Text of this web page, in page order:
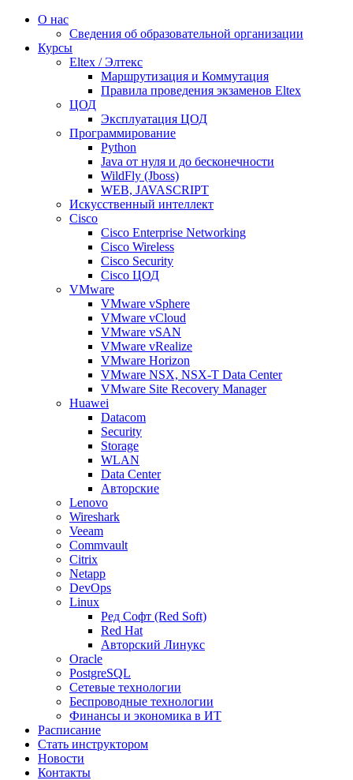
О нас
Сведения об образовательной организации
Курсы
Eltex / Элтекс
Маршрутизация и Коммутация
Правила проведения экзаменов Eltex
ЦОД
Эксплуатация ЦОД
Программирование
Python
Java от нуля и до бесконечности
WildFly (Jboss)
WEB, JAVASCRIPT
Искусственный интеллект
Cisco
Cisco Enterprise Networking
Cisco Wireless
Cisco Security
Cisco ЦОД
VMware
VMware vSphere
VMware vCloud
VMware vSAN
VMware vRealize
VMware Horizon
VMware NSX, NSX-T Data Center
VMware Site Recovery Manager
Huawei
Datacom
Security
Storage
WLAN
Data Center
Авторские
Lenovo
Wireshark
Veeam
Commvault
Citrix
Netapp
DevOps
Linux
Ред Софт (Red Soft)
Red Hat
Авторский Линукс
Oracle
PostgreSQL
Сетевые технологии
Беспроводные технологии
Финансы и экономика в ИТ
Расписание
Стать инструктором
Новости
Контакты